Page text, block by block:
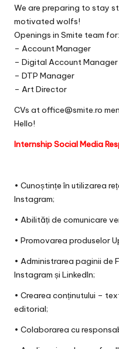
We are preparing to stay
motivated wolfs!
Openings in Smite team for:
– Account Manager
– Digital Account Manager
– DTP Manager
– Art Director
CVs at office@smite.ro
Hello!
Internship Social Media
• Cunoștințe în utilizarea
Instagram;
• Abilități de comunicare
• Promovarea produselor
• Administrarea paginii de
Instagram și LinkedIn;
• Crearea conținutului –
editorial;
• Colaborarea cu